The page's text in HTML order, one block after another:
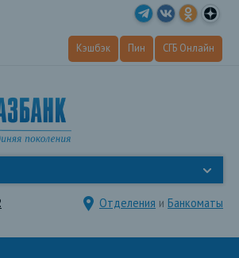
Кэшбэк Пин СГБ Онлайн
Отделения и Банкоматы